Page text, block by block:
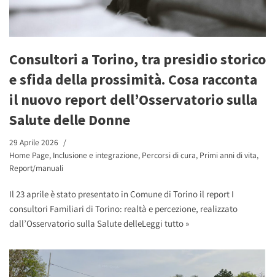
Consultori a Torino, tra presidio storico
e sfida della prossimità. Cosa racconta
il nuovo report dell’Osservatorio sulla
Salute delle Donne
29 Aprile 2026
Home Page, Inclusione e integrazione, Percorsi di cura, Primi anni di vita,
Report/manuali
Il 23 aprile è stato presentato in Comune di Torino il report I
consultori Familiari di Torino: realtà e percezione, realizzato
dall’Osservatorio sulla Salute delleLeggi tutto »